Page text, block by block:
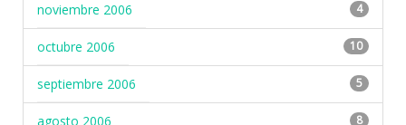
noviembre 2006 4
octubre 2006 10
septiembre 2006 5
agosto 2006 8